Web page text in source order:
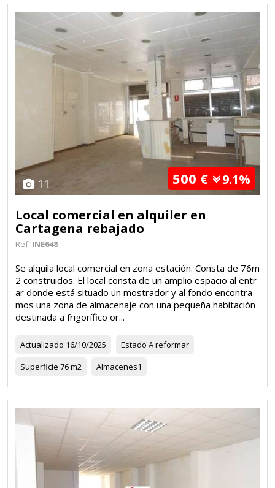
11 500 € 9.1%
Local comercial en alquiler en
Cartagena rebajado
Ref. INE648
Se alquila local comercial en zona estación. Consta de 76m
2 construidos. El local consta de un amplio espacio al entr
ar donde está situado un mostrador y al fondo encontra
mos una zona de almacenaje con una pequeña habitación
destinada a frigorífico or...
Actualizado 16/10/2025 Estado A reformar
Superficie 76 m2 Almacenes1